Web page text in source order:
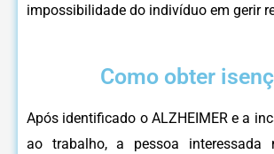
impossibilidade do indivíduo em gerir
Como obter
Após identificado o ALZHEIMER e a
ao trabalho, a pessoa interessada